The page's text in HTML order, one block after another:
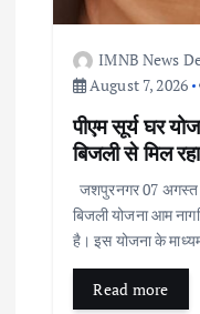
IMNB News
August 7, 2026
पीएम सूर्य घर
बिजली से मिल
जशपुरनगर 07 अगस्त
बिजली योजना आम
है। इस योजना के
Read more